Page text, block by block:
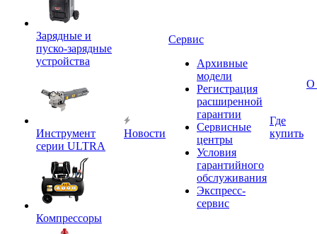
Зарядные и
пуско-зарядные
устройства
Инструмент
серии ULTRA
Компрессоры
Новости
Сервис
Архивные
модели
Регистрация
расширенной
гарантии
Сервисные
центры
Условия
гарантийного
обслуживания
Экспресс-
сервис
Где
купить
О